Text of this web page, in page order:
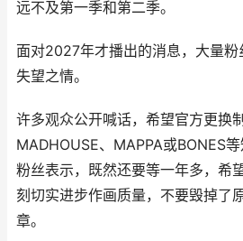
远不及第一季和第二季。
面对2027年才播出的消息，大量
失望之情。
许多观众公开喊话，希望官方更换
MADHOUSE、MAPPA或BONES
粉丝表示，既然还要等一年多，希
刻切实进步作画质量，不要毁掉了
章。